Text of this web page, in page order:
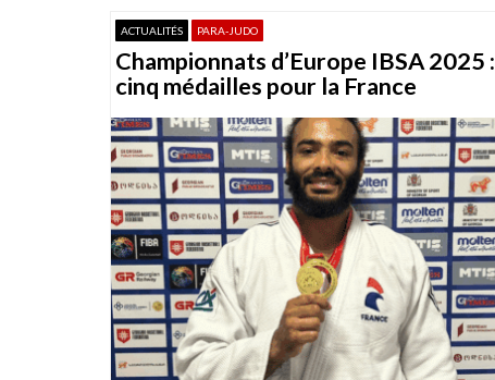
ACTUALITÉS PARA-JUDO
Championnats d’Europe IBSA 2025 :
cinq médailles pour la France
i
c
a
t
i
o
n
s